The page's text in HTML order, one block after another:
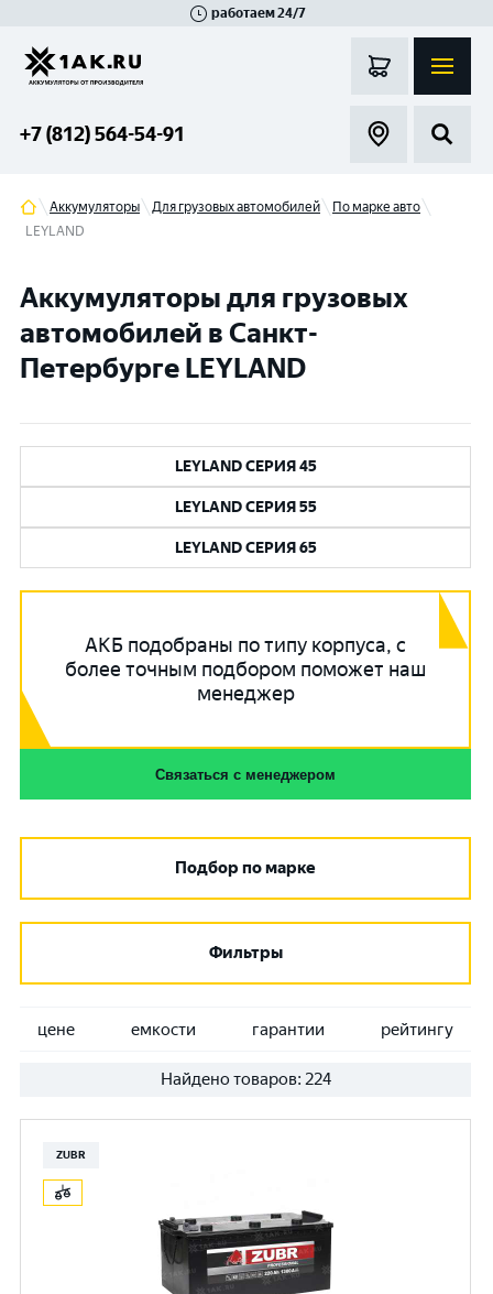
работаем 24/7
+7 (812) 564-54-91
Аккумуляторы Для грузовых автомобилей
По марке авто
LEYLAND
Аккумуляторы для грузовых
автомобилей в Санкт-
Петербурге LEYLAND
LEYLAND СЕРИЯ 45
LEYLAND СЕРИЯ 55
LEYLAND СЕРИЯ 65
АКБ подобраны по типу корпуса, с
более точным подбором поможет наш
менеджер
Связаться с менеджером
Подбор по марке
Фильтры
цене емкости гарантии рейтингу
Найдено товаров: 224
ZUBR
Гатчина